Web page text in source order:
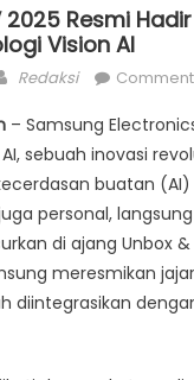
Resmi
Vision AI
Author
Redaksi
– Samsung
sebuah inovasi
buatan
personal, langsung
di ajang Unbox
meresmikan
diintegrasikan